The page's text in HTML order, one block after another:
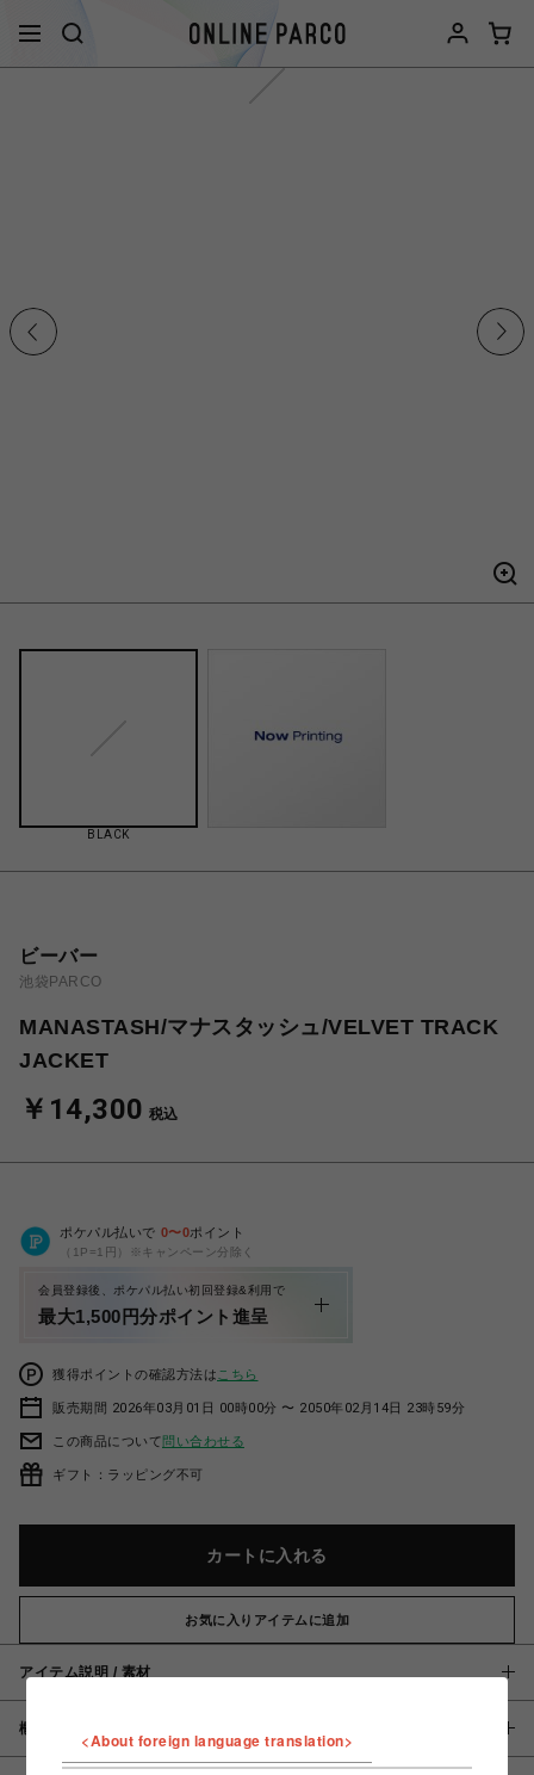
BLACK
ビーバー
池袋PARCO
MANASTASH/マナスタッシュ/VELVET TRACK
JACKET
￥14,300 税込
ポケパル払いで 0〜0ポイント
（1P=1円）※キャンペーン分除く
会員登録後、ポケパル払い初回登録&利用で
最大1,500円分ポイント進呈
獲得ポイントの確認方法は こちら
販売期間 2026年03月01日 00時00分 〜 2050年02月14日 23時59分
この商品について問い合わせる
ギフト：ラッピング不可
カートに入れる
お気に入りアイテムに追加
アイテム説明 / 素材
概要
<About foreign language translation>